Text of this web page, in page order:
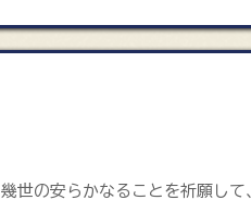
幾世の安らかなることを祈願して